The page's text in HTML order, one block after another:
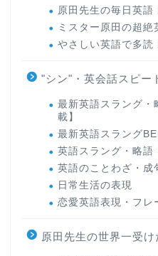
原田先生の毎日英語
ミスター原田の超絶
やさしい英語で多読
"シン"・英会話スピー
最新英語スラング・
載】
最新英語スラング
英語スラング・略語
英語のことわざ・成
日常生活の表現
恋愛英語表現・フレ
原田先生の世界一受